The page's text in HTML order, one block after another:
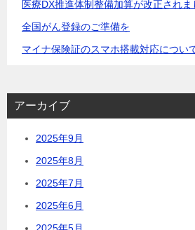
医療DX推進体制整備加算が改正されま
全国がん登録のご準備を
マイナ保険証のスマホ搭載対応につい
アーカイブ
2025年9月
2025年8月
2025年7月
2025年6月
2025年5月